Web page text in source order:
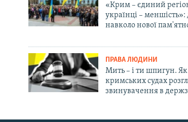
Русский
«Крим – єдиний
українці – меншість»:
навколо нової
ПРАВА ЛЮДИНИ
Мить – і ти шпигун. Як
кримських судах
звинувачення в